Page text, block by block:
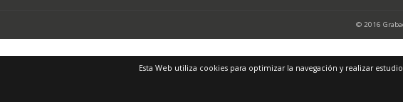
© 2016
Esta Web utiliza cookies para optimizar la navegación y realizar